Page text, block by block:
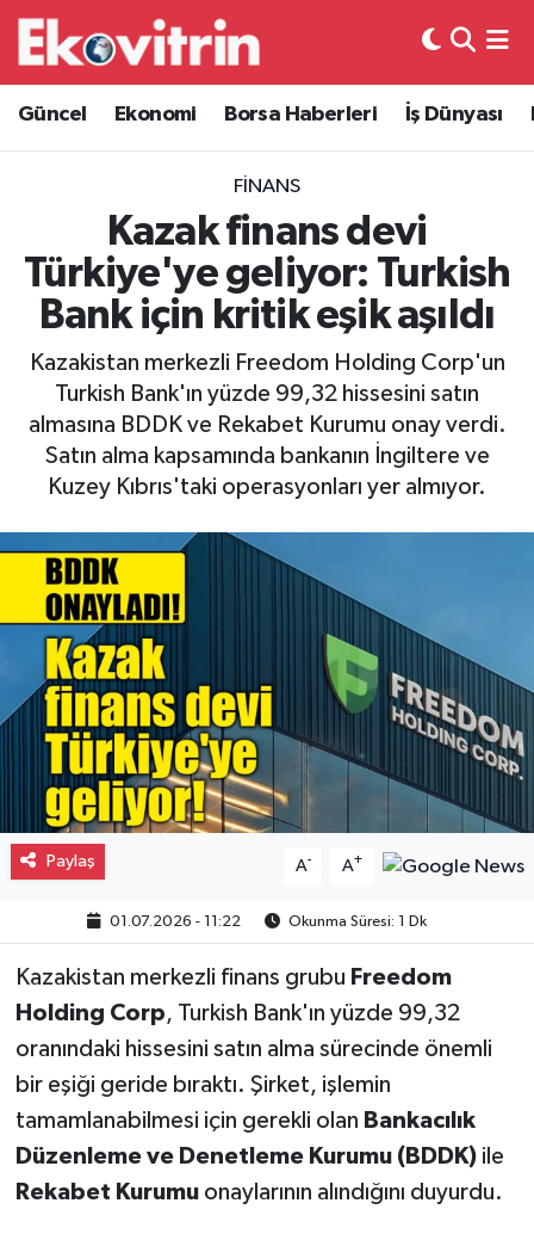
Güncel Ekonomi Borsa Haberleri İş Dünyası
FINANS
Kazak finans devi
Türkiye'ye geliyor: Turkish
Bank için kritik eşik aşıldı
Kazakistan merkezli Freedom Holding Corp'un
Turkish Bank'ın yüzde 99,32 hissesini satın
almasına BDDK ve Rekabet Kurumu onay verdi.
Satın alma kapsamında bankanın İngiltere ve
Kuzey Kıbrıs'taki operasyonları yer almıyor.
Paylaş A- A+
01.07.2026 - 11:22 Okunma Süresi: 1 Dk
Kazakistan merkezli finans grubu Freedom
Holding Corp, Turkish Bank'ın yüzde 99,32
oranındaki hissesini satın alma sürecinde önemli
bir eşiği geride bıraktı. Şirket, işlemin
tamamlanabilmesi için gerekli olan Bankacılık
Düzenleme ve Denetleme Kurumu (BDDK)ile
Rekabet Kurumuonaylarının alındığını duyurdu.
Güncel
Ekonomi
Borsa Haberleri
İş Dünyası
Lojistik
Otovitrin
Asayiş
Gayrimenkul
Spor
Eğitim
Hava Durumu
Trafik Durumu
Süper Lig Puan Durumu ve Fikstür
Tüm Manşetler
Son Dakika Haberleri
Haber Arşivi